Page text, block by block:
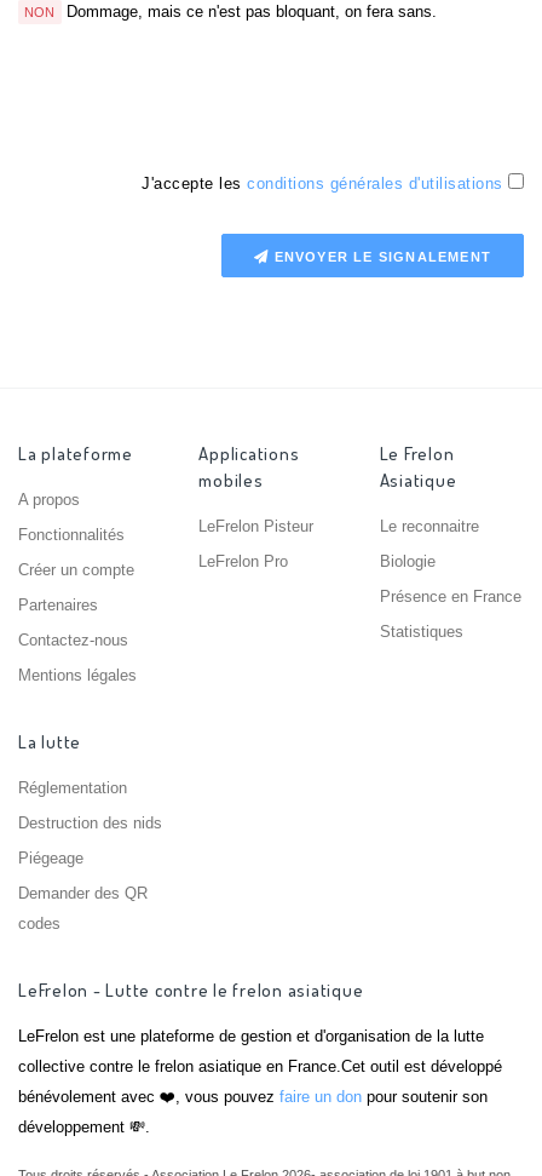
NON Dommage, mais ce n'est pas bloquant, on fera sans.
J'accepte les conditions générales d'utilisations
ENVOYER LE SIGNALEMENT
La plateforme
A propos
Fonctionnalités
Créer un compte
Partenaires
Contactez-nous
Mentions légales
Applications
mobiles
LeFrelon Pisteur
LeFrelon Pro
Le Frelon
Asiatique
Le reconnaitre
Biologie
Présence en France
Statistiques
La lutte
Réglementation
Destruction des nids
Piégeage
Demander des QR
codes
LeFrelon - Lutte contre le frelon asiatique
LeFrelon est une plateforme de gestion et d'organisation de la lutte
collective contre le frelon asiatique en France.Cet outil est développé
bénévolement avec ❤️, vous pouvez faire un don pour soutenir son
développement 💸.